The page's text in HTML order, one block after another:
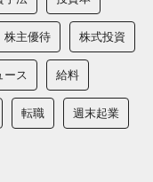
株主優待 株式投資
ース 給料
転職 週末起業